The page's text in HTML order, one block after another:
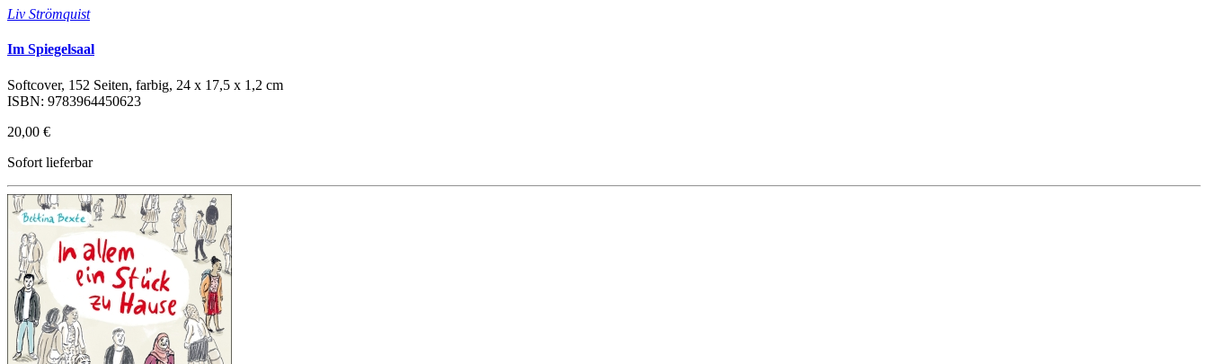
Liv Strömquist
Im Spiegelsaal
Softcover, 152 Seiten, farbig, 24 x 17,5 x 1,2 cm
ISBN: 9783964450623
20,00 €
Sofort lieferbar